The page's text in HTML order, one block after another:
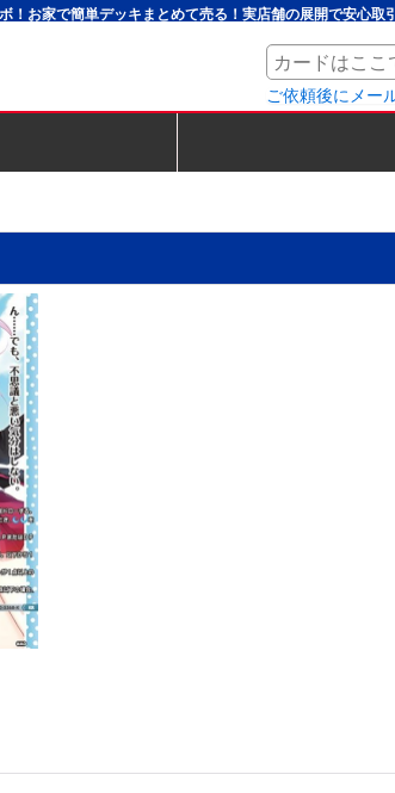
お家で簡単デッキまとめて売る！実店舗の展開で安心取引
ご依頼後にメー